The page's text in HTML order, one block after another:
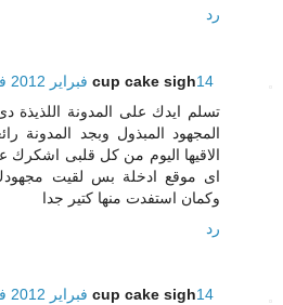
رد
cup cake sigh14 فبراير 2012 في 6:14 ص
تسلم ايدك على المدونة اللذيذة
المجهود المبذول وبجد المدونة
الاقيها اليوم من كل قلبى اشكرك
اى موقع ادخلة بس لقيت
وكمان استفدت منها كتير جدا
رد
cup cake sigh14 فبراير 2012 في 6:17 ص